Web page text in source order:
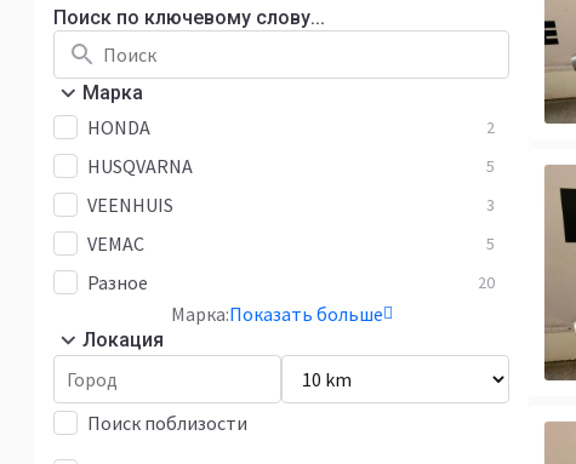
Поиск по ключевому слову...
Марка
HONDA 2
HUSQVARNA 5
VEENHUIS 3
VEMAC 5
Разное 20
Марка:Показать больше
Локация
Поиск поблизости